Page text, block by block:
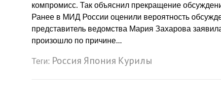
компромисс. Так объяснил прекращение
Ранее в МИД России оценили вероятность
представитель ведомства Мария Захарова
произошло по причине...
Теги: Россия Япония Курилы